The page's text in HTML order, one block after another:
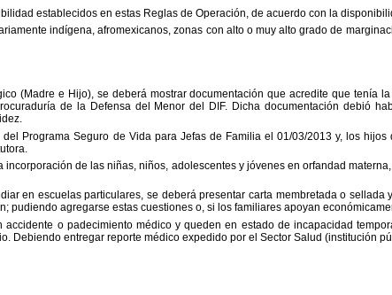
establecidos en estas Reglas de Operación, de acuerdo con la
indígena, afromexicanos, zonas con alto o muy alto grado de
(Madre e Hijo), se deberá mostrar documentación que acredite que tenía
de la Defensa del Menor del DIF. Dicha documentación debió
Programa Seguro de Vida para Jefas de Familia el 01/03/2013 y, los
incorporación de las niñas, niños, adolescentes y jóvenes en orfandad
en escuelas particulares, se deberá presentar carta membretada o sellada
pudiendo agregarse estas cuestiones o, si los familiares apoyan
accidente o padecimiento médico y queden en estado de incapacidad
Debiendo entregar reporte médico expedido por el Sector Salud (institución